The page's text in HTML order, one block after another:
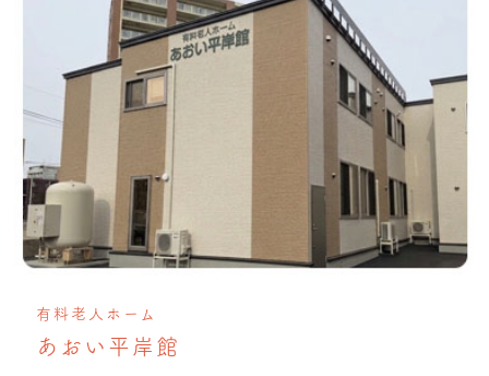
有料老人ホーム
あおい平岸館